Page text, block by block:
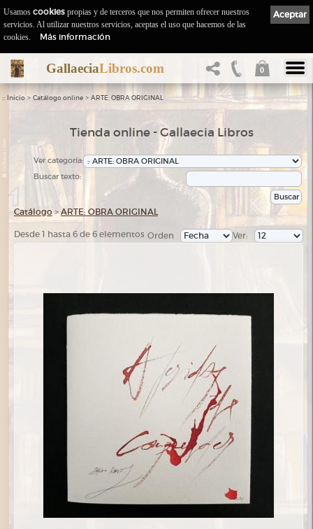
GallaeciaLibros.com 0
:: Inicio > Catálogo online > ARTE: OBRA ORIGINAL
Tienda online - Gallaecia Libros
Ver categoría:
Buscar texto:
Catálogo >ARTE: OBRA ORIGINAL
Desde 1 hasta 6 de 6 elementos Ver:
Orden
Aceptar
Usamos cookies propias y de terceros que nos permiten ofrecer nuestros
servicios. Al utilizar nuestros servicios, aceptas el uso que hacemos de las
cookies.
Más información